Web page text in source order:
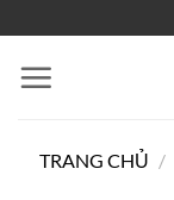
qua
nội
TRANG CHỦ /